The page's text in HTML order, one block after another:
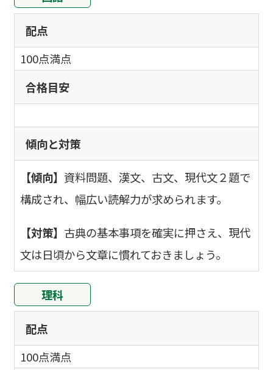
配点
100点満点
合格目安
傾向と対策
【傾向】資料問題、漢文、古文、現代文２題で
構成され、幅広い読解力が求められます。
【対策】 古典の基本事項を確実に押さえ、現代
文は日頃から文章に慣れておきましょう。
理科
配点
100点満点